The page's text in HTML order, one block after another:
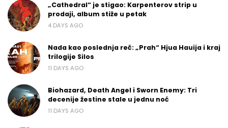
„Cathedral“ je stigao: Karpenterov strip u
prodaji, album stiže u petak
4 DAYS AGO
Nada kao poslednja reč: „Prah“ Hjua Hauija i kraj
trilogije Silos
11 DAYS AGO
Biohazard, Death Angel i Sworn Enemy: Tri
decenije žestine stale u jednu noć
11 DAYS AGO